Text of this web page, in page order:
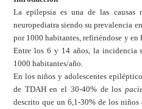
La epilepsia es una de las causas
neuropediatra siendo su prevalencia
por 1000 habitantes, refiriéndose y en
Entre los 6 y 14 años, la incidencia
1000 habitantes/año.
En los niños y adolescentes
de TDAH en el 30-40% de los
descrito que un 6,1-30% de los niños